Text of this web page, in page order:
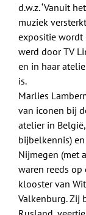
d.w.z. ‘Vanuit
muziek
expositie wordt
werd door TV
en in haar
is.
Marlies
van iconen bij
atelier in
bijbelkennis)
Nijmegen (met
waren reeds op
klooster van
Valkenburg. Zij